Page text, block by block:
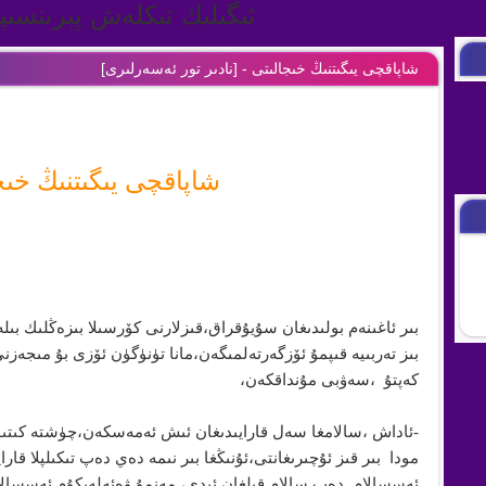
ئىگىلىك تىكلەش
شاپاقچى يىگىتنىڭ خىجالىتى - [نادىر تور ئەسەرلىرى]
شاپاقچى يىگىتنىڭ
بىر ئاغىنەم بولىدىغان سۇيۇقراق،قىزلارنى كۆرسىلا بىزەڭلىك
بىز تەربىيە قىپمۇ ئۆزگەرتەلمىگەن،مانا تۈنۈگۈن ئۆزى بۇ
كەپتۇ ،سەۋبى مۇنداقكەن،
-ئاداش ،سالامغا سەل قارايىدىغان ئىش ئەمەسكەن،چۈشتە
مودا بىر قىز ئۇچىرىغانتى،ئۇنىڭغا بىر نىمە دەي دەپ تىكىلپلا